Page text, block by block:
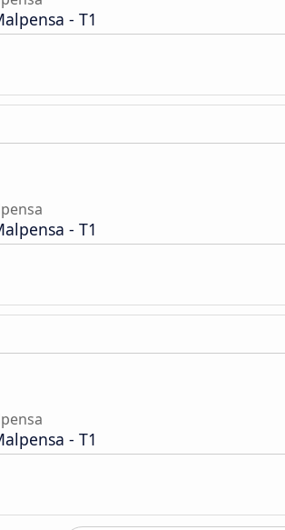
- T1
- T1
- T1